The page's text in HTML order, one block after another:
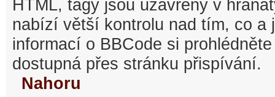
HTML, tagy jsou uzavřeny v
nabízí větší kontrolu nad tím, co a
informací o BBCode si
dostupná přes stránku přispívání.
Nahoru